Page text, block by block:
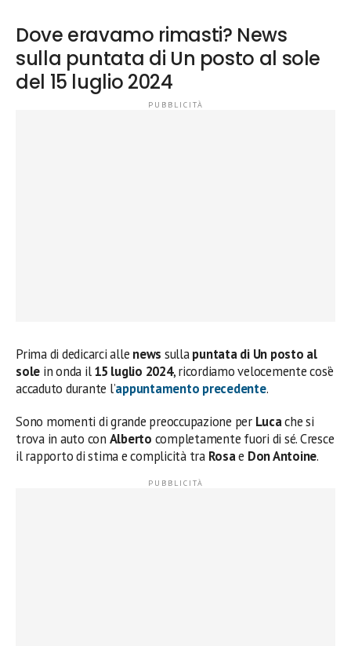
Dove eravamo rimasti? News
sulla puntata di Un posto al sole
del 15 luglio 2024
Prima di dedicarci alle news sullapuntata di Un posto al
sole in onda il15 luglio 2024, ricordiamo velocemente cos’è
accaduto durante l’appuntamento precedente.
Sono momenti di grande preoccupazione per Lucache si
trova in auto con Alberto completamente fuori di sé. Cresce
il rapporto di stima e complicità tra Rosae Don Antoine.